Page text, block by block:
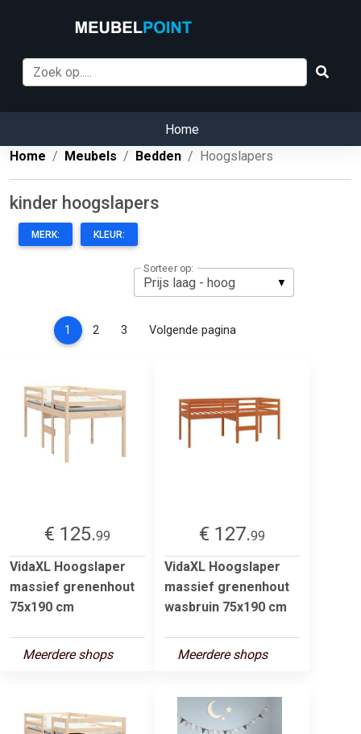
Home
Home
Meubels Bedden Hoogslapers
kinder hoogslapers
MERK: KLEUR:
Sorteer op:
1 (current)
2 3 Volgende pagina
€ 125.99
VidaXL Hoogslaper
massief grenenhout
75x190 cm
Meerdere shops
€ 127.99
VidaXL Hoogslaper
massief grenenhout
wasbruin 75x190 cm
Meerdere shops